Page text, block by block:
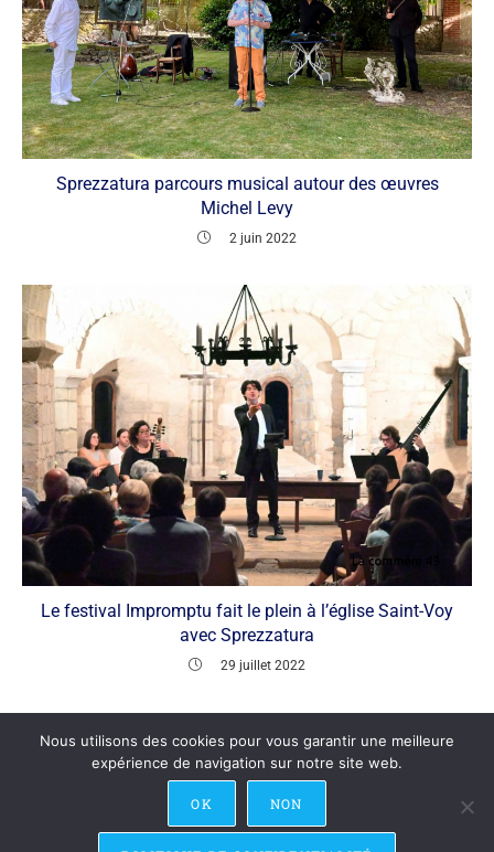
Sprezzatura parcours musical autour des œuvres
Michel Levy
2 juin 2022
Le festival Impromptu fait le plein à l’église Saint-Voy
avec Sprezzatura
29 juillet 2022
Nous utilisons des cookies pour vous garantir une meilleure
expérience de navigation sur notre site web.
OK NON